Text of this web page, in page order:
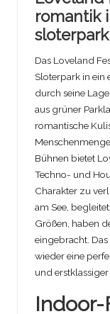
romantik
sloterpark
Das Loveland
Sloterpark in ein
durch seine
aus grüner
romantische
Bühnen bietet
Techno- und
Charakter zu
am See,
Größen, haben
eingebracht.
wieder eine
und
Indoor-